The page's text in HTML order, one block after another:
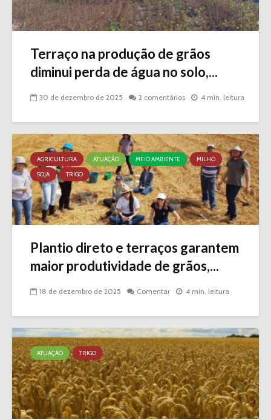
Terraço na produção de grãos
diminui perda de água no solo,...
30 de dezembro de 2025 2 comentários 4 min. leitura
AGRICULTURA ATUAÇÃO MEIO AMBIENTE
MILHO
SOJA
TRIGO
Plantio direto e terraços garantem
maior produtividade de grãos,...
18 de dezembro de 2025 Comentar 4 min. leitura
ATUAÇÃO TRIGO